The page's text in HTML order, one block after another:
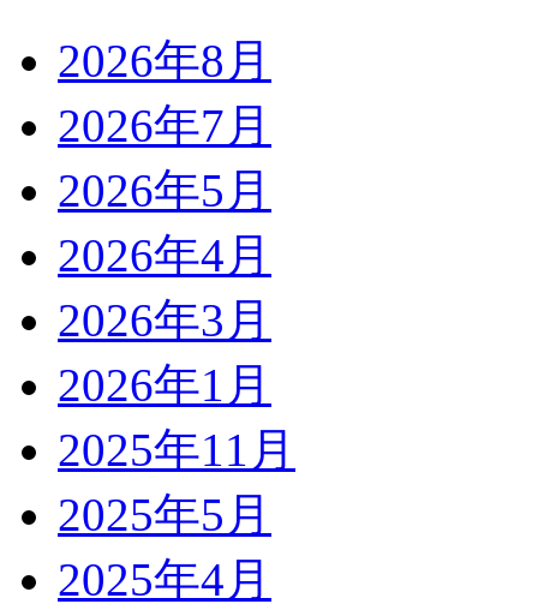
2026年8月
2026年7月
2026年5月
2026年4月
2026年3月
2026年1月
2025年11月
2025年5月
2025年4月